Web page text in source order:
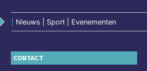
Nieuws | Sport | Evenementen
CONTACT